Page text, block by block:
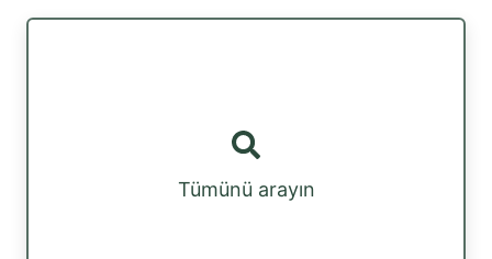
Tümünü arayın